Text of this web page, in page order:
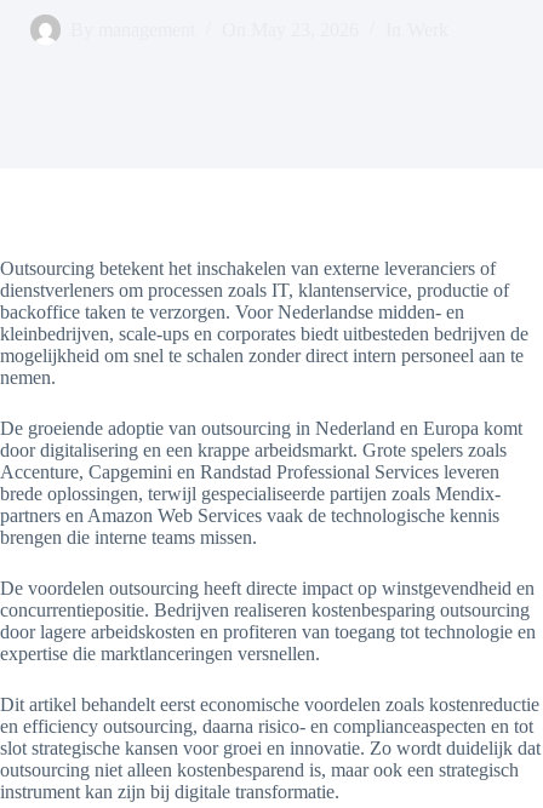
Outsourcing betekent het inschakelen van externe leveranciers of
dienstverleners om processen zoals IT, klantenservice, productie of
backoffice taken te verzorgen. Voor Nederlandse midden- en
kleinbedrijven, scale-ups en corporates biedt uitbesteden bedrijven de
mogelijkheid om snel te schalen zonder direct intern personeel aan te
nemen.
De groeiende adoptie van outsourcing in Nederland en Europa komt
door digitalisering en een krappe arbeidsmarkt. Grote spelers zoals
Accenture, Capgemini en Randstad Professional Services leveren
brede oplossingen, terwijl gespecialiseerde partijen zoals Mendix-
partners en Amazon Web Services vaak de technologische kennis
brengen die interne teams missen.
De voordelen outsourcing heeft directe impact op winstgevendheid en
concurrentiepositie. Bedrijven realiseren kostenbesparing outsourcing
door lagere arbeidskosten en profiteren van toegang tot technologie en
expertise die marktlanceringen versnellen.
Dit artikel behandelt eerst economische voordelen zoals kostenreductie
en efficiency outsourcing, daarna risico- en complianceaspecten en tot
slot strategische kansen voor groei en innovatie. Zo wordt duidelijk dat
outsourcing niet alleen kostenbesparend is, maar ook een strategisch
instrument kan zijn bij digitale transformatie.